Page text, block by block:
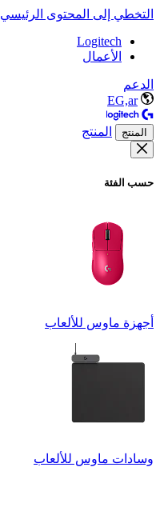
التخطي إلى المحتوى الرئيسي
Logitech
الأعمال
الدعم
EG,ar
المنتج المنتج
حسب الفئة
أجهزة ماوس للألعاب
وسادات ماوس للألعاب